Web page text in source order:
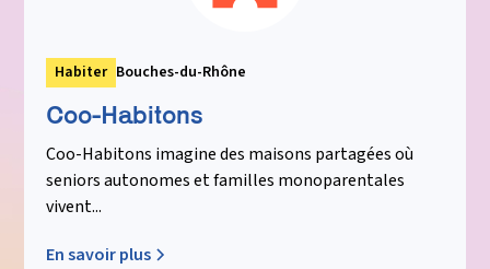
Habiter Bouches-du-Rhône
Coo-Habitons
Coo-Habitons imagine des maisons partagées où
seniors autonomes et familles monoparentales
vivent...
En savoir plus